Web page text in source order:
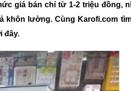
giá bán chỉ từ 1-2 triệu đồng,
khôn lường. Cùng Karofi.com
đây.